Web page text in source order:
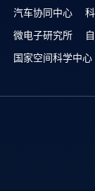
汽车协同中心
微电子研究所
国家空间科学中心